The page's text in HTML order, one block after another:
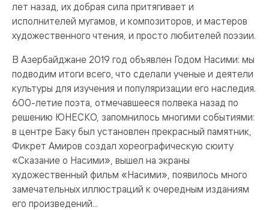
лет назад, их добрая сила притягивает и
исполнителей мугамов, и композиторов, и мастеров
художественного чтения, и просто любителей поэзии.
В Азербайджане 2019 год объявлен Годом Насими: мы
подводим итоги всего, что сделали ученые и деятели
культуры для изучения и популяризации его наследия.
600-летие поэта, отмечавшееся полвека назад по
решению ЮНЕСКО, запомнилось многими событиями:
в центре Баку был установлен прекрасный памятник,
Фикрет Амиров создал хореографическую сюиту
«Сказание о Насими», вышел на экраны
художественный фильм «Насими», появилось много
замечательных иллюстраций к очередным изданиям
его произведений...